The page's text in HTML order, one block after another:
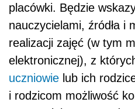
placówki. Będzie
nauczycielami, źródła i
realizacji zajęć (w tym
elektronicznej), z
uczniowie lub ich
i rodzicom możliwość